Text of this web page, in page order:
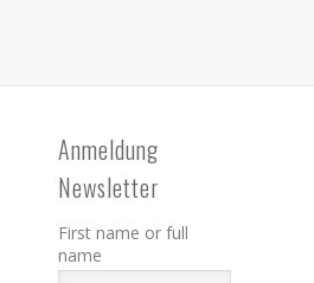
Anmeldung
Newsletter
First name or full
name